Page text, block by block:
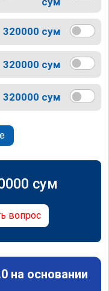
320000 сум
320000 сум
320000 сум
сум
вопрос
на основании